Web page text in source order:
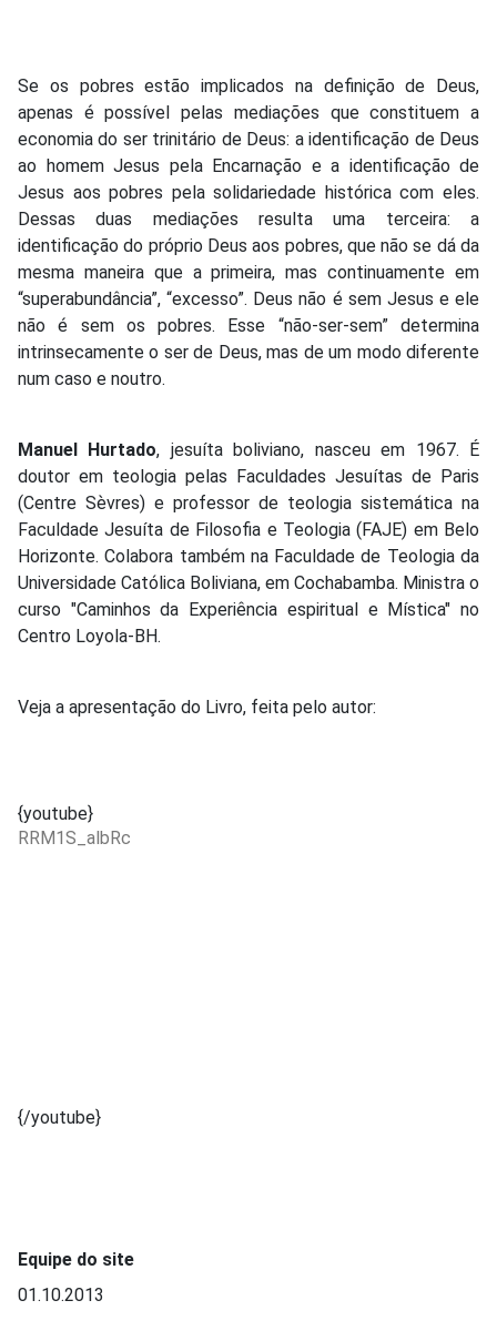
Se os pobres estão implicados na definição de Deus,
apenas é possível pelas mediações que constituem a
economia do ser trinitário de Deus: a identificação de Deus
ao homem Jesus pela Encarnação e a identificação de
Jesus aos pobres pela solidariedade histórica com eles.
Dessas duas mediações resulta uma terceira: a
identificação do próprio Deus aos pobres, que não se dá da
mesma maneira que a primeira, mas continuamente em
“superabundância”, “excesso”. Deus não é sem Jesus e ele
não é sem os pobres. Esse “não-ser-sem” determina
intrinsecamente o ser de Deus, mas de um modo diferente
num caso e noutro.
Manuel Hurtado, jesuíta boliviano, nasceu em 1967. É
doutor em teologia pelas Faculdades Jesuítas de Paris
(Centre Sèvres) e professor de teologia sistemática na
Faculdade Jesuíta de Filosofia e Teologia (FAJE) em Belo
Horizonte. Colabora também na Faculdade de Teologia da
Universidade Católica Boliviana, em Cochabamba. Ministra o
curso "Caminhos da Experiência espiritual e Mística" no
Centro Loyola-BH.
Veja a apresentação do Livro, feita pelo autor:
{youtube}
RRM1S_albRc
{/youtube}
Equipe do site
01.10.2013